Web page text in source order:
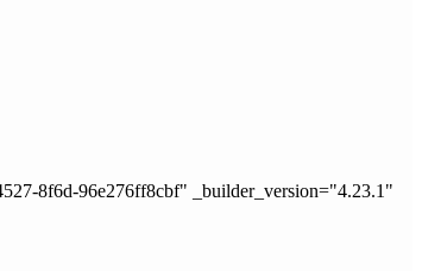
8f6d-96e276ff8cbf" _builder_version="4.23.1"